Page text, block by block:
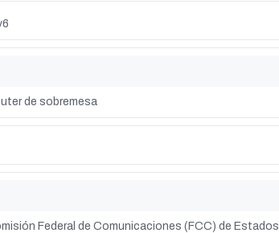
de sobremesa
Federal de Comunicaciones (FCC) de Estados